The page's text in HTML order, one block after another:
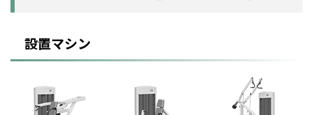
設置マシン